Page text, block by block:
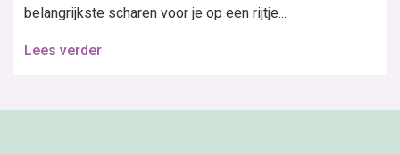
belangrijkste scharen voor je op een rijtje...
Lees verder